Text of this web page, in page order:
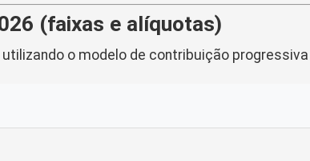
(faixas e alíquotas)
utilizando o modelo de contribuição